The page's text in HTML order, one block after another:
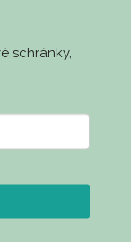
schránky,